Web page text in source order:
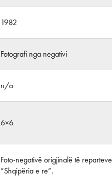
1982
Fotografi nga negativi
n/a
6×6
Foto-negativë origjinalë të
“Shqipëria e re”.